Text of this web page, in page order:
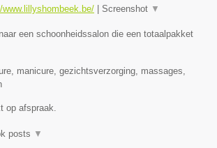
www.lillyshombeek.be/ Screenshot ▼
een schoonheidssalon die een totaalpakket
manicure, gezichtsverzorging, massages,
op afspraak.
posts ▼